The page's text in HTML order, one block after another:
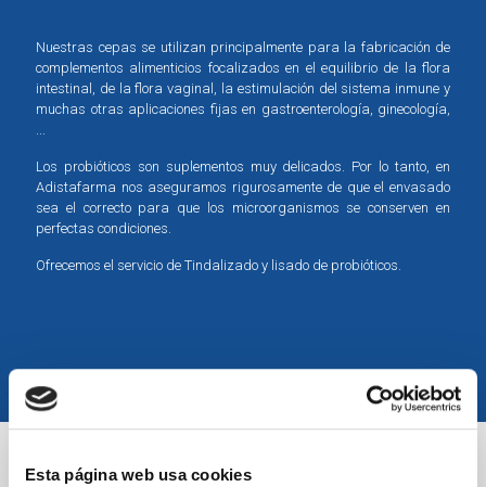
Esta página web usa cookies
Nuestras cepas se utilizan principalmente para la fabricación de
complementos alimenticios focalizados en el equilibrio de la flora
intestinal, de la flora vaginal, la estimulación del sistema inmune y
muchas otras aplicaciones fijas en gastroenterología, ginecología,
Los probióticos son suplementos muy delicados. Por lo tanto, en
Adistafarma nos aseguramos rigurosamente de que el envasado
sea el correcto para que los microorganismos se conserven en
perfectas condiciones.
Ofrecemos el servicio de Tindalizado y lisado de probióticos.